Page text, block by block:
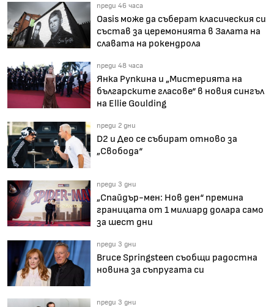
преди 46 часа
Oasis може да съберат класическия си
състав за церемонията в Залата на
славата на рокендрола
преди 48 часа
Янка Рупкина и „Мистерията на
българските гласове“ в новия сингъл
на Ellie Goulding
преди 2 дни
D2 и Део се събират отново за
„Свобода“
преди 3 дни
„Спайдър-мен: Нов ден“ премина
границата от 1 милиард долара само
за шест дни
преди 3 дни
Bruce Springsteen съобщи радостна
новина за съпругата си
преди 3 дни